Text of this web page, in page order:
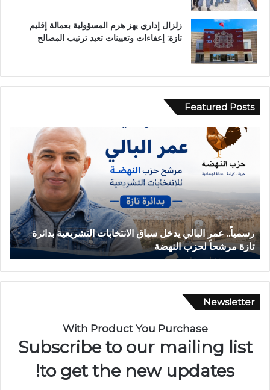
زلزال إداري يهز هرم المسؤولية بعمالة إقليم
تازة: إعفاءات وتعيينات تعيد ترتيب المصالح
Featured Posts
بدائرة
ا
ث
ة
ق
ل
ا
ب
س
ي
ب
د
حادثة انقلاب سيارة بدوار أيلمام تجدد
بجماعة بني لنت
Newsletter
With Product You Purchase
Subscribe to our mailing list
to get the new updates!